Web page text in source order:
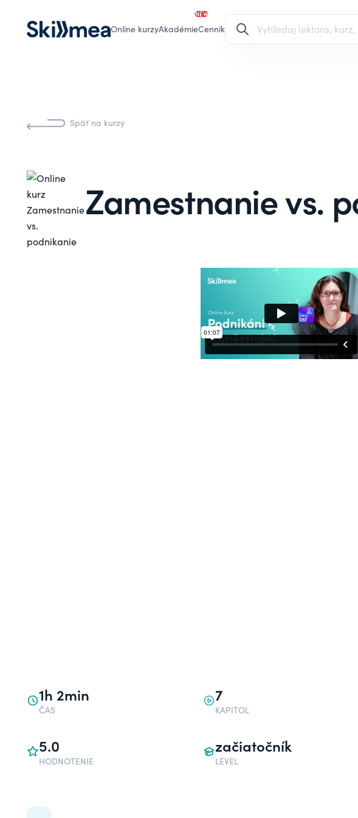
Online kurzyAkadémie
NEW
Cenník
Späť na kurzy
Zamestnanie vs.
1h 2min
ČAS
7
KAPITOL
5.0
HODNOTENIE
začiatočník
LEVEL